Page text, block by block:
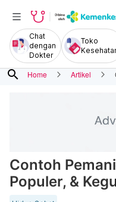
Chat
dengan
Dokter
Toko
search Home Artikel
Contoh
Populer, &